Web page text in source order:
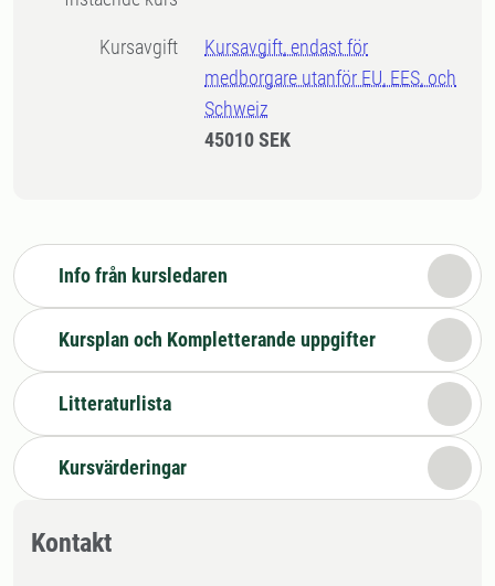
Kursavgift
Kursavgift, endast för
medborgare utanför EU, EES, och
Schweiz
45010 SEK
Info från kursledaren
Kursplan och Kompletterande uppgifter
Litteraturlista
Kursvärderingar
Kontakt